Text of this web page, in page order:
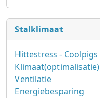
Stalklimaat
Hittestress - Coolpigs
Klimaat(optimalisatie)
Ventilatie
Energiebesparing